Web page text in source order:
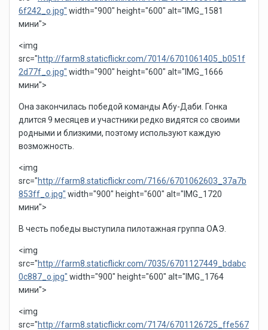
6f242_o.jpg" width="900" height="600" alt="IMG_1581
мини">
<img
src="http://farm8.staticflickr.com/7014/6701061405_b051f
2d77f_o.jpg" width="900" height="600" alt="IMG_1666
мини">
Она закончилась победой команды Абу-Даби. Гонка
длится 9 месяцев и участники редко видятся со своими
родными и близкими, поэтому используют каждую
возможность.
<img
src="http://farm8.staticflickr.com/7166/6701062603_37a7b
853ff_o.jpg" width="900" height="600" alt="IMG_1720
мини">
В честь победы выступила пилотажная группа ОАЭ.
<img
src="http://farm8.staticflickr.com/7035/6701127449_bdabc
0c887_o.jpg" width="900" height="600" alt="IMG_1764
мини">
<img
src="http://farm8.staticflickr.com/7174/6701126725_ffe567